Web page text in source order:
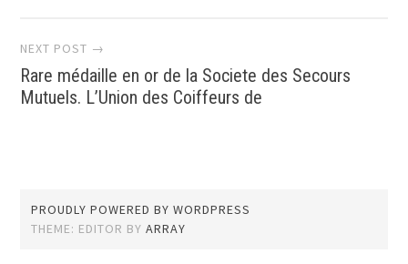
NEXT POST →
Rare médaille en or de la Societe des Secours
Mutuels. L’Union des Coiffeurs de
PROUDLY POWERED BY WORDPRESS
THEME: EDITOR BYARRAY